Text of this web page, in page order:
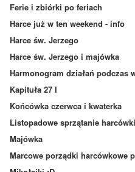
Ferie i zbiórki po feriach
Harce już w ten weekend - info
Harce św. Jerzego
Harce św. Jerzego i majówka
Harmonogram działań podczas
Kapituła 27 I
Końcówka czerwca i kwaterka
Listopadowe sprzątanie
Majówka
Marcowe porządki harcówkowe